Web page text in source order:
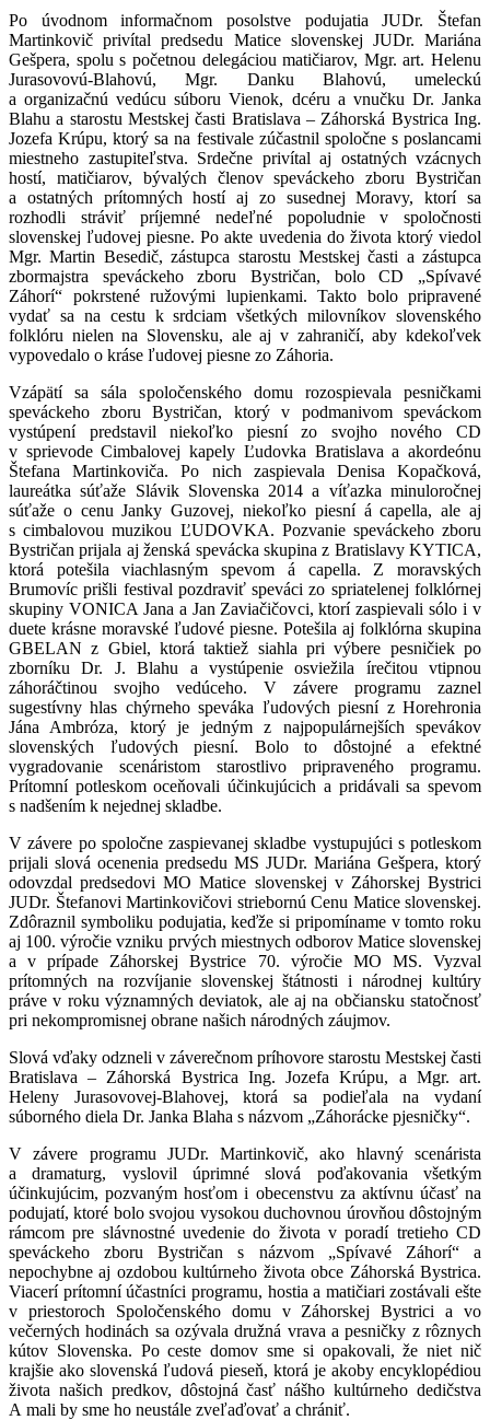
Po úvodnom informačnom posolstve podujatia JUDr. Štefan
Martinkovič privítal predsedu Matice slovenskej JUDr. Mariána
Gešpera, spolu s početnou delegáciou matičiarov, Mgr. art. Helenu
Jurasovovú-Blahovú, Mgr. Danku Blahovú, umeleckú
a organizačnú vedúcu súboru Vienok, dcéru a vnučku Dr. Janka
Blahu a starostu Mestskej časti Bratislava – Záhorská Bystrica Ing.
Jozefa Krúpu, ktorý sa na festivale zúčastnil spoločne s poslancami
miestneho zastupiteľstva. Srdečne privítal aj ostatných vzácnych
hostí, matičiarov, bývalých členov speváckeho zboru Bystričan
a ostatných prítomných hostí aj zo susednej Moravy, ktorí sa
rozhodli stráviť príjemné nedeľné popoludnie v spoločnosti
slovenskej ľudovej piesne. Po akte uvedenia do života ktorý viedol
Mgr. Martin Besedič, zástupca starostu Mestskej časti a zástupca
zbormajstra speváckeho zboru Bystričan, bolo CD „Spívavé
Záhorí“ pokrstené ružovými lupienkami. Takto bolo pripravené
vydať sa na cestu k srdciam všetkých milovníkov slovenského
folklóru nielen na Slovensku, ale aj v zahraničí, aby kdekoľvek
vypovedalo o kráse ľudovej piesne zo Záhoria.
Vzápätí sa sála spoločenského domu rozospievala pesničkami
speváckeho zboru Bystričan, ktorý v podmanivom speváckom
vystúpení predstavil niekoľko piesní zo svojho nového CD
v sprievode Cimbalovej kapely Ľudovka Bratislava a akordeónu
Štefana Martinkoviča. Po nich zaspievala Denisa Kopačková,
laureátka súťaže Slávik Slovenska 2014 a víťazka minuloročnej
súťaže o cenu Janky Guzovej, niekoľko piesní á capella, ale aj
s cimbalovou muzikou ĽUDOVKA. Pozvanie speváckeho zboru
Bystričan prijala aj ženská spevácka skupina z Bratislavy KYTICA,
ktorá potešila viachlasným spevom á capella. Z moravských
Brumovíc prišli festival pozdraviť speváci zo spriatelenej folklórnej
skupiny VONICA Jana a Jan Zaviačičovci, ktorí zaspievali sólo i v
duete krásne moravské ľudové piesne. Potešila aj folklórna skupina
GBELAN z Gbiel, ktorá taktiež siahla pri výbere pesničiek po
zborníku Dr. J. Blahu a vystúpenie osviežila írečitou vtipnou
záhoráčtinou svojho vedúceho. V závere programu zaznel
sugestívny hlas chýrneho speváka ľudových piesní z Horehronia
Jána Ambróza, ktorý je jedným z najpopulárnejších spevákov
slovenských ľudových piesní. Bolo to dôstojné a efektné
vygradovanie scenáristom starostlivo pripraveného programu.
Prítomní potleskom oceňovali účinkujúcich a pridávali sa spevom
s nadšením k nejednej skladbe.
V závere po spoločne zaspievanej skladbe vystupujúci s potleskom
prijali slová ocenenia predsedu MS JUDr. Mariána Gešpera, ktorý
odovzdal predsedovi MO Matice slovenskej v Záhorskej Bystrici
JUDr. Štefanovi Martinkovičovi striebornú Cenu Matice slovenskej.
Zdôraznil symboliku podujatia, keďže si pripomíname v tomto roku
aj 100. výročie vzniku prvých miestnych odborov Matice slovenskej
a v prípade Záhorskej Bystrice 70. výročie MO MS. Vyzval
prítomných na rozvíjanie slovenskej štátnosti i národnej kultúry
práve v roku významných deviatok, ale aj na občiansku statočnosť
pri nekompromisnej obrane našich národných záujmov.
Slová vďaky odzneli v záverečnom príhovore starostu Mestskej časti
Bratislava – Záhorská Bystrica Ing. Jozefa Krúpu, a Mgr. art.
Heleny Jurasovovej-Blahovej, ktorá sa podieľala na vydaní
súborného diela Dr. Janka Blaha s názvom „Záhorácke pjesničky“.
V závere programu JUDr. Martinkovič, ako hlavný scenárista
a dramaturg, vyslovil úprimné slová poďakovania všetkým
účinkujúcim, pozvaným hosťom i obecenstvu za aktívnu účasť na
podujatí, ktoré bolo svojou vysokou duchovnou úrovňou dôstojným
rámcom pre slávnostné uvedenie do života v poradí tretieho CD
speváckeho zboru Bystričan s názvom „Spívavé Záhorí“ a
nepochybne aj ozdobou kultúrneho života obce Záhorská Bystrica.
Viacerí prítomní účastníci programu, hostia a matičiari zostávali ešte
v priestoroch Spoločenského domu v Záhorskej Bystrici a vo
večerných hodinách sa ozývala družná vrava a pesničky z rôznych
kútov Slovenska. Po ceste domov sme si opakovali, že niet nič
krajšie ako slovenská ľudová pieseň, ktorá je akoby encyklopédiou
života našich predkov, dôstojná časť nášho kultúrneho dedičstva
A mali by sme ho neustále zveľaďovať a chrániť.